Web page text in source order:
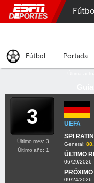
3
UEFA
SPI
General:
ÚLTIMO
06/29/2026
09/24/2026
Último mes: 3
Último año: 1
Fútbol Portada